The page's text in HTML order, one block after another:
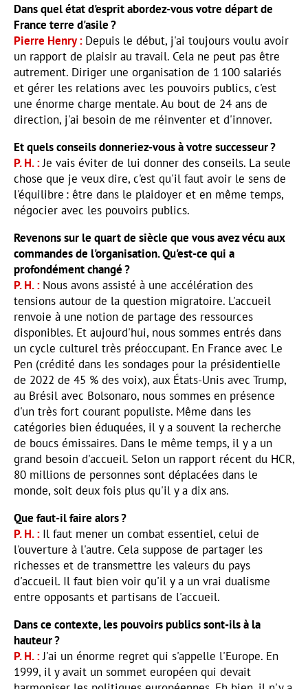
Dans quel état d'esprit abordez-vous votre départ de
France terre d'asile ?
Pierre Henry
Depuis le début, j'ai toujours voulu avoir
un rapport de plaisir au travail. Cela ne peut pas être
autrement. Diriger une organisation de 1 100 salariés
et gérer les relations avec les pouvoirs publics, c'est
une énorme charge mentale. Au bout de 24 ans de
direction, j'ai besoin de me réinventer et d'innover.
Et quels conseils donneriez-vous à votre successeur ?
P. H. Je vais éviter de lui donner des conseils. La seule
chose que je veux dire, c'est qu'il faut avoir le sens de
l'équilibre : être dans le plaidoyer et en même temps,
négocier avec les pouvoirs publics.
Revenons sur le quart de siècle que vous avez vécu aux
commandes de l'organisation. Qu'est-ce qui a
profondément changé ?
P. H.
Nous avons assisté à une accélération des
tensions autour de la question migratoire. L'accueil
renvoie à une notion de partage des ressources
disponibles. Et aujourd'hui, nous sommes entrés dans
un cycle culturel très préoccupant. En France avec Le
Pen (crédité dans les sondages pour la présidentielle
de 2022 de 45 % des voix), aux États-Unis avec Trump,
au Brésil avec Bolsonaro, nous sommes en présence
d'un très fort courant populiste. Même dans les
catégories bien éduquées, il y a souvent la recherche
de boucs émissaires. Dans le même temps, il y a un
grand besoin d'accueil. Selon un rapport récent du HCR,
80 millions de personnes sont déplacées dans le
monde, soit deux fois plus qu'il y a dix ans.
Que faut-il faire alors ?
P. H.
Il faut mener un combat essentiel, celui de
l'ouverture à l'autre. Cela suppose de partager les
richesses et de transmettre les valeurs du pays
d'accueil. Il faut bien voir qu'il y a un vrai dualisme
entre opposants et partisans de l'accueil.
Dans ce contexte, les pouvoirs publics sont-ils à la
hauteur ?
P. H. J'ai un énorme regret qui s'appelle l'Europe. En
1999, il y avait un sommet européen qui devait